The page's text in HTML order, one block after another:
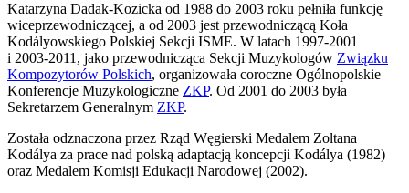
Katarzyna Dadak-Kozicka od 1988 do 2003 roku pełniła funkcję
wiceprzewodniczącej, a od 2003 jest przewodniczącą Koła
Kodályowskiego Polskiej Sekcji ISME. W latach 1997-2001
i 2003-2011, jako przewodnicząca Sekcji Muzykologów Związku
Kompozytorów Polskich, organizowała coroczne Ogólnopolskie
Konferencje Muzykologiczne ZKP. Od 2001 do 2003 była
Sekretarzem Generalnym ZKP.
Została odznaczona przez Rząd Węgierski Medalem Zoltana
Kodálya za prace nad polską adaptacją koncepcji Kodálya (1982)
oraz Medalem Komisji Edukacji Narodowej (2002).